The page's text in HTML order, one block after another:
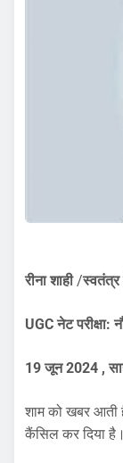
रीना शाही/
UGC नेट परीक्षा:
19 जून 2024 ,
शाम को खबर आती
कैंसिल कर दिया है।